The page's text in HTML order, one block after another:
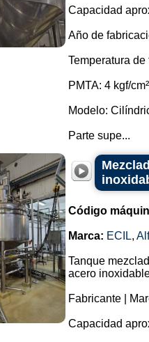
Capacidad
Año de
Temperatura
PMTA: 4 kgf/
Modelo:
Parte supe...
Código
Marca: ECIL,
Tanque
acero
Fabricante |
Capacidad